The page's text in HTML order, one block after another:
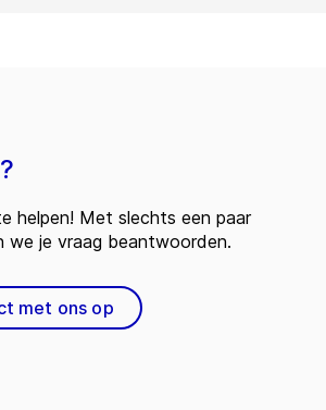
helpen! Met slechts een paar
we je vraag beantwoorden.
met ons op